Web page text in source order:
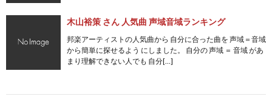
木山裕策 さん 人気曲 声域音域ランキング
邦楽アーティストの人気曲から 自分に合った曲を 声域＝音域
から簡単に探せるよう にしました。 自分の 声域 ＝ 音域 があ
まり理解できない人でも 自分[…]